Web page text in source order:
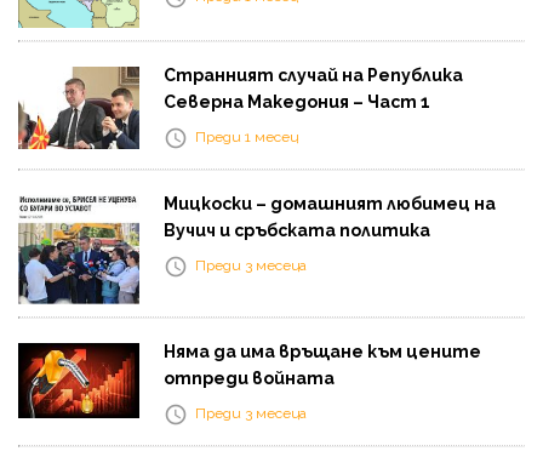
Странният случай на Република
Северна Македония – Част 1
Преди 1 месец
Мицкоски – домашният любимец на
Вучич и сръбската политика
Преди 3 месеца
Няма да има връщане към цените
отпреди войната
Преди 3 месеца